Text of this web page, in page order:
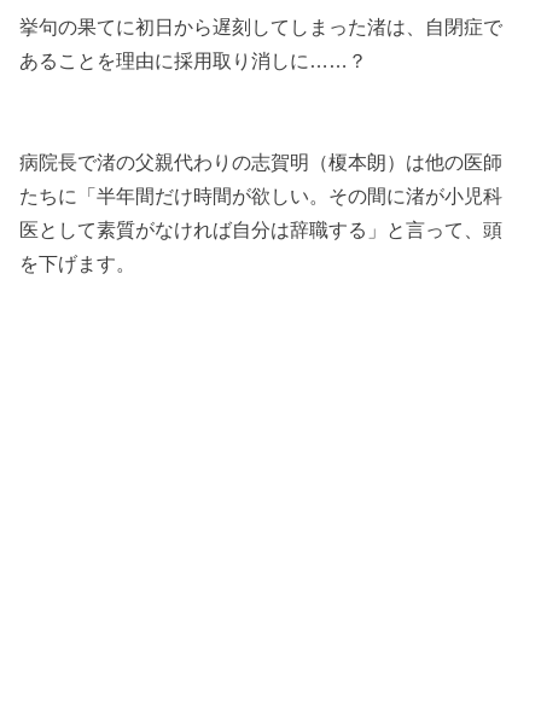
挙句の果てに初日から遅刻してしまった渚は、自閉症で
あることを理由に採用取り消しに……？
病院長で渚の父親代わりの志賀明（榎本朗）は他の医師
たちに「半年間だけ時間が欲しい。その間に渚が小児科
医として素質がなければ自分は辞職する」と言って、頭
を下げます。